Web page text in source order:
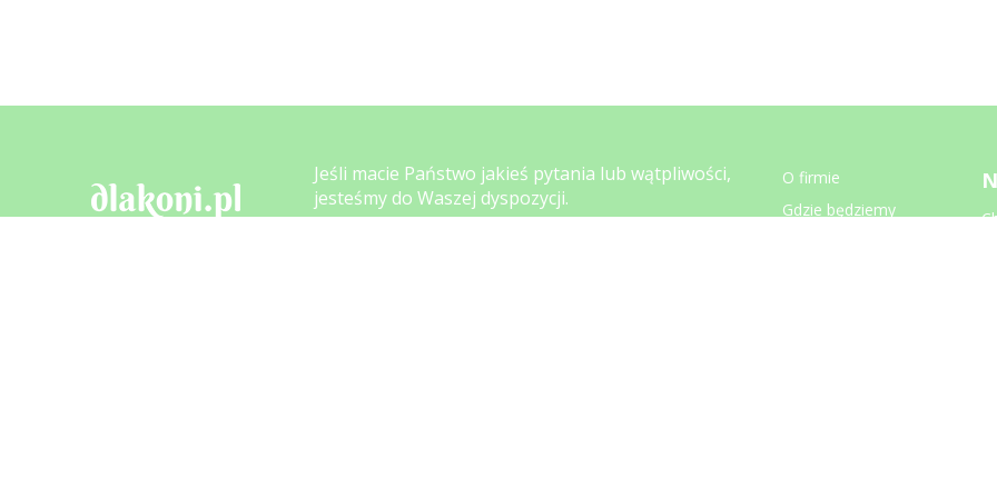
Jeśli macie Państwo jakieś pytania lub wątpliwości,
jesteśmy do Waszej dyspozycji.
O firmie
Gdzie będziemy